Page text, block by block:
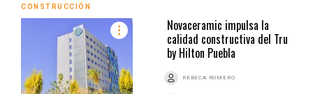
CONSTRUCCIÓN
Novaceramic impulsa la
calidad constructiva del Tru
by Hilton Puebla
REBECA ROMERO